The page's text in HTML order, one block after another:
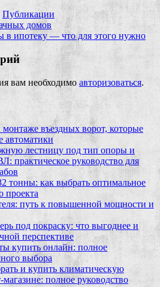
Публикации
домов
в ипотеку — что для этого нужно
вам необходимо авторизоваться.
въездных ворот, которые
автоматики
лестницу под тип опоры и
практическое руководство для
тонны: как выбрать оптимальное
проекта
путь к повышенной мощности и
под покраску: что выгоднее и
перспективе
купить онлайн: полное
выбора
и купить климатическую
полное руководство